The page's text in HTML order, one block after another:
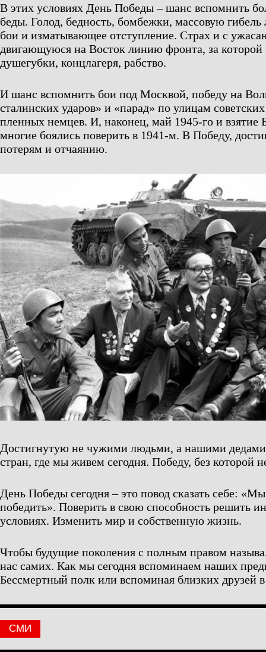
В этих условиях День Победы – шанс вспомнить
беды. Голод, бедность, бомбежки, массовую
бои и изматывающее отступление. Страх и с
двигающуюся на Восток линию фронта, за которой
душегубки, концлагеря, рабство.
И шанс вспомнить бои под Москвой, победу на
сталинских ударов» и «парад» по улицам
пленных немцев. И, наконец, май 1945-го и взятие
многие боялись поверить в 1941-м. В Победу,
потерям и отчаянию.
Достигнутую не чужими людьми, а нашими дедами
стран, где мы живем сегодня. Победу, без которой
День Победы сегодня – это повод сказать себе:
победить». Поверить в свою способность решить
условиях. Изменить мир и собственную жизнь.
Чтобы будущие поколения с полным правом
нас самих. Как мы сегодня вспоминаем наших
Бессмертный полк или вспоминая близких друзей
СМИ